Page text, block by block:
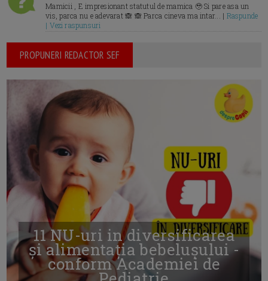
Mamicii , E impresionant statutul de mamica 🥹 Si pare asa un
vis, parca nu e adevarat 🙈 🙈 Parca cineva ma intar... | Raspunde
| Vezi raspunsuri
PROPUNERI REDACTOR SEF
11 NU-uri in diversificarea
și alimentația bebelușului -
conform Academiei de